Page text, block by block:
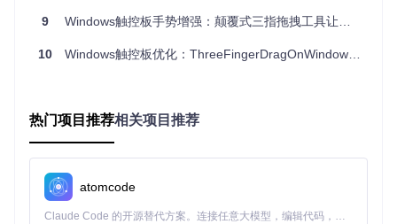
图：Windows三指手势设置界面，所有选项均设置为"无操
作"以避免冲突 - Windows手势配置
基础触控板行为优化指南
击"和"双指轻触右键"功能，这些是日常操作的基础。同时，务
📌 关键步骤：在进行任何高级配置前，先完成基础触控板设置
的优化，这将为后续的三指拖拽功能提供稳定的操作基础。
9 Windows触控板手势增强：颠覆式三指拖拽工具让操作效率提升100%
10 Windows触控板优化：ThreeFingerDragOnWindows彻底解放你的生产力
热门项目推荐相关项目推荐
atomcode
Claude Code 的开源替代方案。连接任意大模型，编辑代码，运行命令，自动验证 — 全自动执行。用 Rust 构建，极致性能。 ｜ An open-source alternative to Claude Code. Connect any LLM, edit code, run commands, and verify changes — autonomously. Built in Rust for speed. Get Started